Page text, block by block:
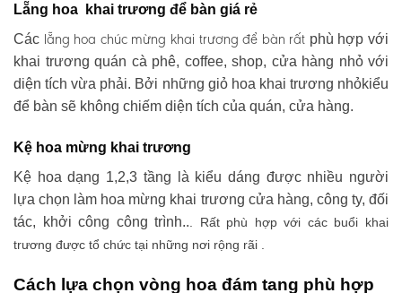
Lẵng hoa khai trương để bàn giá rẻ
Các lẵng hoa chúc mừng khai trương để bàn rất phù hợp với
khai trương quán cà phê, coffee, shop, cửa hàng nhỏ với
diện tích vừa phải. Bởi những giỏ hoa khai trương nhỏkiểu
để bàn sẽ không chiếm diện tích của quán, cửa hàng.
Kệ hoa mừng khai trương
Kệ hoa dạng 1,2,3 tầng là kiểu dáng được nhiều người
lựa chọn làm hoa mừng khai trương cửa hàng, công ty, đối
tác, khởi công công trình.. . Rất phù hợp với các buổi khai
trương được tổ chức tại những nơi rộng rãi .
Cách lựa chọn vòng hoa đám tang phù hợp